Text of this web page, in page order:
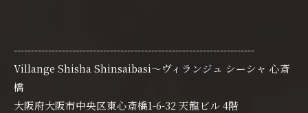
----------------------------------------------------------------------
Villange Shisha Shinsaibasi〜ヴィランジュ シーシャ 心斎
橋
大阪府大阪市中央区東心斎橋1-6-32 天龍ビル 4階